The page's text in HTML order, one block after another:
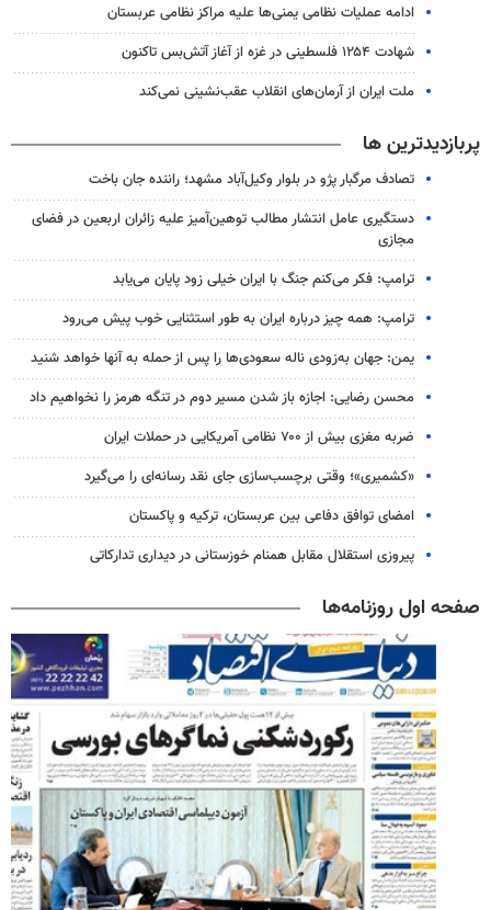
ادامه عملیات نظامی یمنی‌ها علیه مراکز نظامی عربستان
شهادت ۱۲۵۴ فلسطینی در غزه از آغاز آتش‌بس تاکنون
ملت ایران از آرمان‌های انقلاب عقب‌نشینی نمی‌کند
پربازدیدترین ها
تصادف مرگبار پژو در بلوار وکیل‌آباد مشهد؛ راننده جان باخت
دستگیری عامل انتشار مطالب توهین‌آمیز علیه زائران اربعین در فضای
مجازی
ترامپ: فکر می‌کنم جنگ با ایران خیلی زود پایان می‌یابد
ترامپ: همه چیز درباره ایران به طور استثنایی خوب پیش می‌رود
یمن: جهان به‌زودی ناله سعودی‌ها را پس از حمله به آنها خواهد شنید
محسن رضایی: اجازه باز شدن مسیر دوم در تنگه هرمز را نخواهیم داد
ضربه مغزی بیش از ۷۰۰ نظامی آمریکایی در حملات ایران
«کشمیری»؛ وقتی برچسب‌سازی جای نقد رسانه‌ای را می‌گیرد
امضای توافق دفاعی بین عربستان، ترکیه و پاکستان
پیروزی استقلال مقابل همنام خوزستانی در دیداری تدارکاتی
صفحه اول روزنامه‌ها